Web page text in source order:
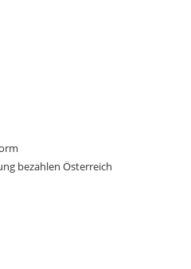
bezahlen Österreich